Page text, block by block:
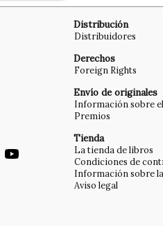
Distribución
Distribuidores
Derechos
Foreign Rights
Envío de originales
Información sobre
Premios
Tienda
La tienda de libros
Condiciones de
Información sobre
Aviso legal